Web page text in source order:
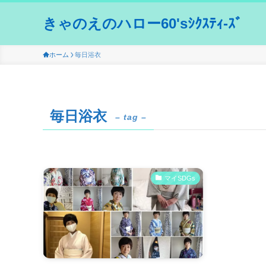
きゃのえのハロー60'sｼｸｽﾃｨ-ｽﾞ
ホーム 毎日浴衣
毎日浴衣 – tag –
マイSDGs